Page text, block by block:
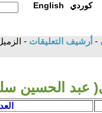
English كوردي
- أرشيف التعليقات -
عبد الحسين